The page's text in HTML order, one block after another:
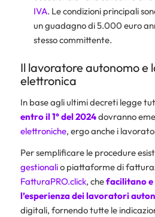
IVA. Le condizioni principali
un guadagno di 5.000 euro
stesso committente.
Il lavoratore autonomo e
elettronica
In base agli ultimi decreti legge
entro il 1° del 2024dovranno
elettroniche, ergo anche i
Per semplificare le procedure
gestionalio piattaforme di
FatturaPRO.click, chefacilitano
l’esperienza dei lavoratori
digitali, fornendo tutte le